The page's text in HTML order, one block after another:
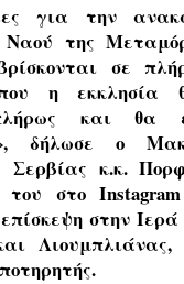
για την
Ναού της
σε
η εκκλησία
και θα
δήλωσε ο
Σερβίας κ.κ.
του στο
στην
Λιουμπλιάνας,